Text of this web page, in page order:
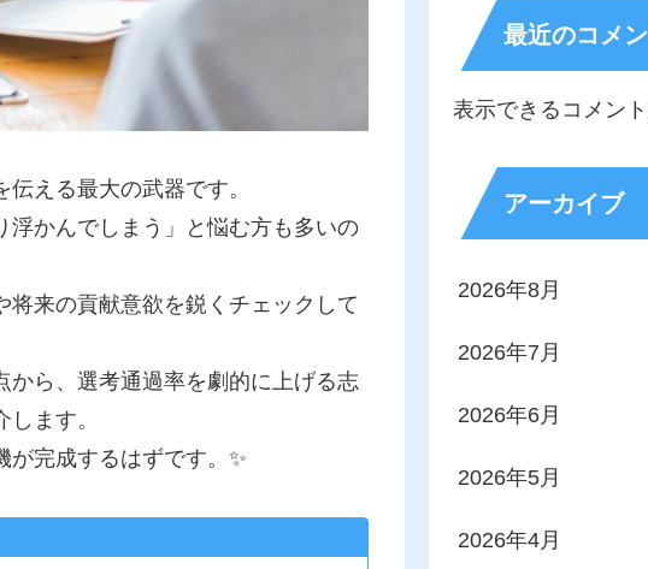
える最大の武器です。
浮かんでしまう」と悩む方も多いの
来の貢献意欲を鋭くチェックして
から、選考通過率を劇的に上げる志
ます。
完成するはずです。✨
最近のコメ
表示できるコメン
アーカイブ
2026年8月
2026年7月
2026年6月
2026年5月
2026年4月